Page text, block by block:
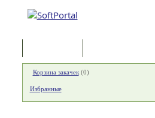
Корзина закачек(0)
Избранные